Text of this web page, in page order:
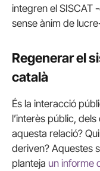
integren el SISCAT
sense ànim de
Regenerar el
català
És la interacció
l’interès públic,
aquesta relació?
deriven? Aquestes
planteja un informe